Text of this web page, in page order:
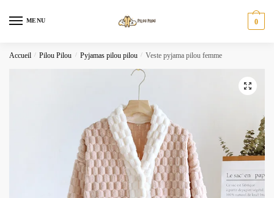
MENU 0
Accueil / Pilou Pilou / Pyjamas pilou pilou / Veste pyjama pilou femme